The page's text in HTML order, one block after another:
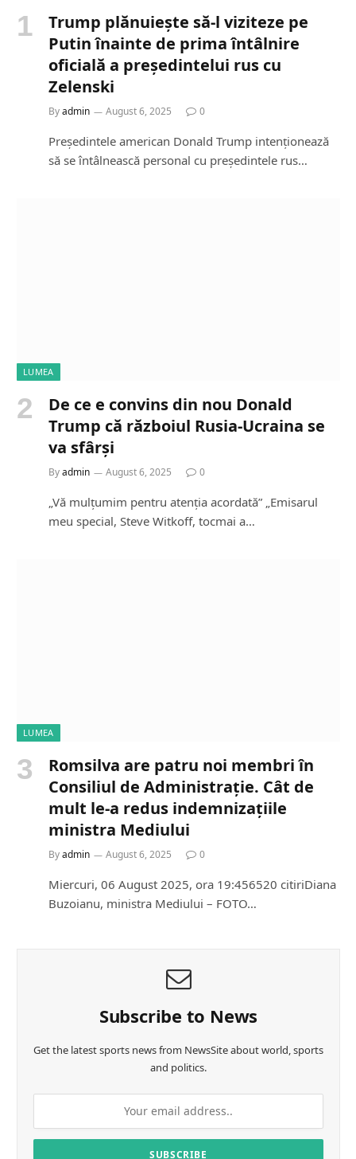
Trump plănuiește să-l viziteze pe
Putin înainte de prima întâlnire
oficială a președintelui rus cu
Zelenski
Byadmin August 6, 2025 0
Președintele american Donald Trump intenționează
să se întâlnească personal cu președintele rus…
LUMEA
De ce e convins din nou Donald
Trump că războiul Rusia-Ucraina se
va sfârși
Byadmin August 6, 2025 0
„Vă mulțumim pentru atenția acordată” „Emisarul
meu special, Steve Witkoff, tocmai a…
LUMEA
Romsilva are patru noi membri în
Consiliul de Administrație. Cât de
mult le-a redus indemnizațiile
ministra Mediului
Byadmin August 6, 2025 0
Miercuri, 06 August 2025, ora 19:456520 citiriDiana
Buzoianu, ministra Mediului – FOTO…
Subscribe to News
Get the latest sports news from NewsSite about world, sports
and politics.